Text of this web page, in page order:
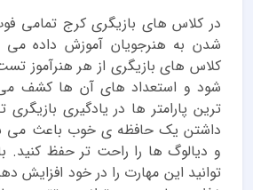
در کلاس های بازیگری کرج تمامی
شدن به هنرجویان آموزش داده
کلاس های بازیگری از هر هنرآموز
شود و استعداد های آن ها کشف
ترین پارامتر ها در یادگیری
داشتن یک حافظه ی خوب باعث می
و دیالوگ ها را راحت تر حفظ کنید.
توانید این مهارت را در خود افزایش